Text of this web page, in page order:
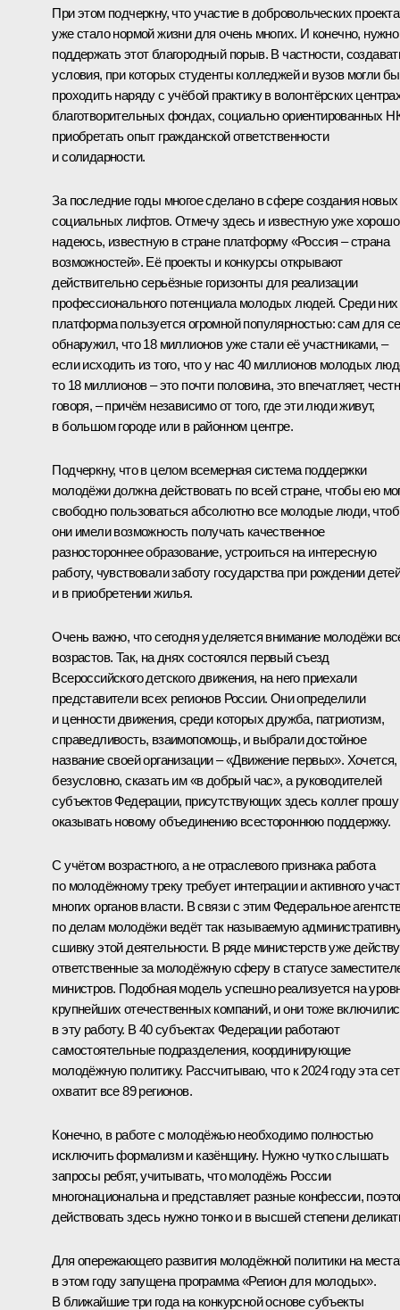
При этом подчеркну, что участие в добровольческих
уже стало нормой жизни для очень многих. И конечно, нужно
поддержать этот благородный порыв. В частности,
условия, при которых студенты колледжей и вузов могли бы
проходить наряду с учёбой практику в волонтёрских
благотворительных фондах, социально ориентированных
приобретать опыт гражданской ответственности
и солидарности.
За последние годы многое сделано в сфере создания новых
социальных лифтов. Отмечу здесь и известную уже
надеюсь, известную в стране платформу «Россия – страна
возможностей». Её проекты и конкурсы открывают
действительно серьёзные горизонты для реализации
профессионального потенциала молодых людей. Среди них
платформа пользуется огромной популярностью: сам для
обнаружил, что 18 миллионов уже стали её участниками, –
если исходить из того, что у нас 40 миллионов молодых
то 18 миллионов – это почти половина, это впечатляет,
говоря, – причём независимо от того, где эти люди живут,
в большом городе или в районном центре.
Подчеркну, что в целом всемерная система поддержки
молодёжи должна действовать по всей стране, чтобы ею
свободно пользоваться абсолютно все молодые люди,
они имели возможность получать качественное
разностороннее образование, устроиться на интересную
работу, чувствовали заботу государства при рождении
и в приобретении жилья.
Очень важно, что сегодня уделяется внимание молодёжи
возрастов. Так, на днях состоялся первый съезд
Всероссийского детского движения, на него приехали
представители всех регионов России. Они определили
и ценности движения, среди которых дружба, патриотизм,
справедливость, взаимопомощь, и выбрали достойное
название своей организации – «Движение первых». Хочется,
безусловно, сказать им «в добрый час», а руководителей
субъектов Федерации, присутствующих здесь коллег прошу
оказывать новому объединению всестороннюю поддержку.
С учётом возрастного, а не отраслевого признака работа
по молодёжному треку требует интеграции и активного
многих органов власти. В связи с этим Федеральное
по делам молодёжи ведёт так называемую
сшивку этой деятельности. В ряде министерств уже
ответственные за молодёжную сферу в статусе
министров. Подобная модель успешно реализуется на
крупнейших отечественных компаний, и они тоже
в эту работу. В 40 субъектах Федерации работают
самостоятельные подразделения, координирующие
молодёжную политику. Рассчитываю, что к 2024 году эта
охватит все 89 регионов.
Конечно, в работе с молодёжью необходимо полностью
исключить формализм и казёнщину. Нужно чутко слышать
запросы ребят, учитывать, что молодёжь России
многонациональна и представляет разные конфессии,
действовать здесь нужно тонко и в высшей степени
Для опережающего развития молодёжной политики на
в этом году запущена программа «Регион для молодых».
В ближайшие три года на конкурсной основе субъекты